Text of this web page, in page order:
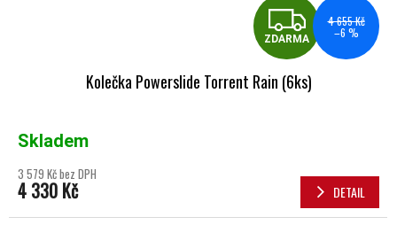
ZDARMA
4 655 Kč
–6 %
Kolečka Powerslide Torrent Rain (6ks)
Skladem
3 579 Kč bez DPH
4 330 Kč DETAIL